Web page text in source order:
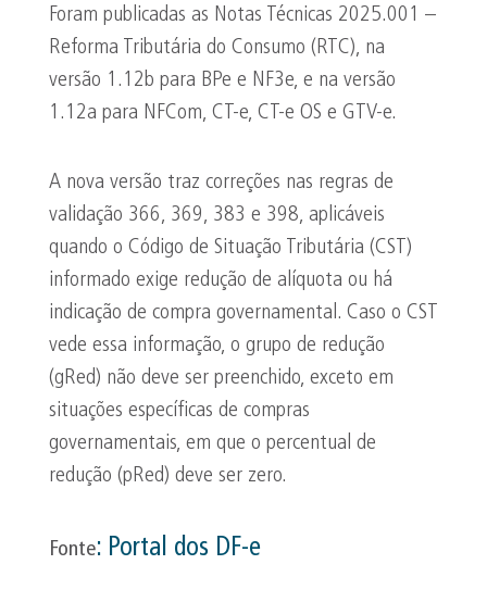
Foram publicadas as Notas Técnicas 2025.001 –
Reforma Tributária do Consumo (RTC), na
versão 1.12b para BPe e NF3e, e na versão
1.12a para NFCom, CT-e, CT-e OS e GTV-e.
A nova versão traz correções nas regras de
validação 366, 369, 383 e 398, aplicáveis
quando o Código de Situação Tributária (CST)
informado exige redução de alíquota ou há
indicação de compra governamental. Caso o CST
vede essa informação, o grupo de redução
(gRed) não deve ser preenchido, exceto em
situações específicas de compras
governamentais, em que o percentual de
redução (pRed) deve ser zero.
Fonte: Portal dos DF-e